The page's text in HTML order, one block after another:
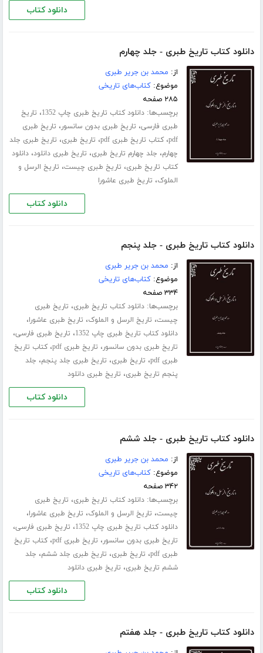
دانلود کتاب
دانلود کتاب تاریخ طبری - جلد چهارم
از: محمد بن جریر طبری
موضوع:کتاب‌های تاریخی
۲۸۵ صفحه
برچسب‌ها:دانلود کتاب تاریخ طبری چاپ 1352 ، تاریخ
طبری فارسی، تاریخ طبری بدون سانسور، تاریخ طبری
pdf،کتاب تاریخ طبری pdf ، تاریخ طبری، تاریخ طبری جلد
چهارم، جلد چهارم تاریخ طبری، تاریخ طبری دانلود،دانلود
کتاب تاریخ طبری، تاریخ طبری چیست، تاریخ الرسل و
الملوک، تاریخ طبری عاشورا
دانلود کتاب
دانلود کتاب تاریخ طبری - جلد پنجم
از: محمد بن جریر طبری
موضوع:کتاب‌های تاریخی
۳۳۴ صفحه
برچسب‌ها:دانلود کتاب تاریخ طبری، تاریخ طبری
چیست، تاریخ الرسل و الملوک، تاریخ طبری عاشورا،
دانلود کتاب تاریخ طبری چاپ 1352 ، تاریخ طبری فارسی،
تاریخ طبری بدون سانسور، تاریخ طبری pdf ،کتاب تاریخ
طبری pdf
، تاریخ طبری، تاریخ طبری جلد پنجم، جلد
پنجم تاریخ طبری، تاریخ طبری دانلود
دانلود کتاب
دانلود کتاب تاریخ طبری - جلد ششم
از: محمد بن جریر طبری
موضوع:کتاب‌های تاریخی
۳۴۲ صفحه
برچسب‌ها:دانلود کتاب تاریخ طبری، تاریخ طبری
چیست، تاریخ الرسل و الملوک، تاریخ طبری عاشورا،
دانلود کتاب تاریخ طبری چاپ 1352 ، تاریخ طبری فارسی،
تاریخ طبری بدون سانسور، تاریخ طبری pdf ،کتاب تاریخ
طبری pdf
، تاریخ طبری، تاریخ طبری جلد ششم، جلد
ششم تاریخ طبری، تاریخ طبری دانلود
دانلود کتاب
دانلود کتاب تاریخ طبری - جلد هفتم